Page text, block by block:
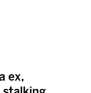
ex,